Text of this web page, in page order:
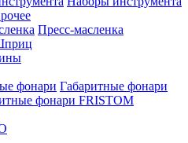
Пресс-масленка
Габаритные фонари
фонари FRISTOM